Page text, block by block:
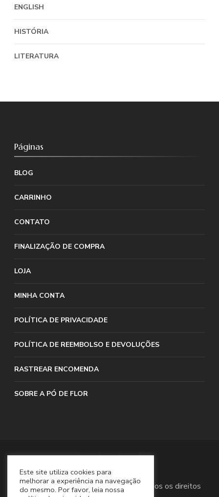
ENGLISH
HISTÓRIA
LITERATURA
Páginas
BLOG
CARRINHO
CONTATO
FINALIZAÇÃO DE COMPRA
LOJA
MINHA CONTA
POLÍTICA DE PRIVACIDADE
POLÍTICA DE REEMBOLSO E DEVOLUÇÕES
RASTREAR ENCOMENDA
SOBRE A PÓ DE FLOR
Direitos Autorais 2022 Pó de Flor. Todos os direitos
Este site utiliza cookies para
melhorar a experiência na navegação
do mesmo. Por favor, leia nossa